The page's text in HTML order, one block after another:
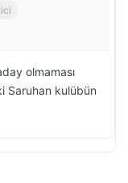
olmaması
Saruhan kulübün